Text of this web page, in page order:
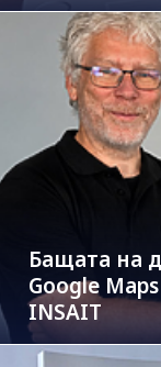
Бащата на
Google
INSAIT